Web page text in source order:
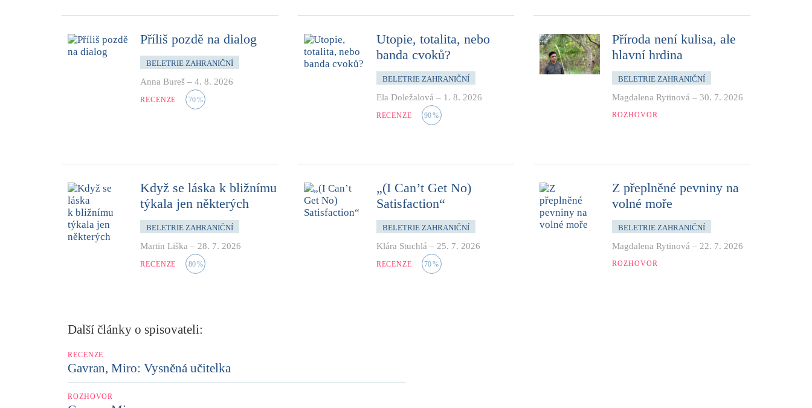
Příliš pozdě na dialog
BELETRIE ZAHRANIČNÍ
Anna Bureš – 4. 8. 2026
RECENZE 70%
Utopie, totalita, nebo
banda cvoků?
BELETRIE ZAHRANIČNÍ
Ela Doležalová – 1. 8. 2026
RECENZE 90%
Příroda není kulisa, ale
hlavní hrdina
BELETRIE ZAHRANIČNÍ
Magdalena Rytinová –30. 7. 2026
ROZHOVOR
Když se láska k bližnímu
týkala jen některých
BELETRIE ZAHRANIČNÍ
Martin Liška – 28. 7. 2026
RECENZE 80%
„(I Can’t Get No)
Satisfaction“
BELETRIE ZAHRANIČNÍ
Klára Stuchlá – 25. 7. 2026
RECENZE 70%
Z přeplněné pevniny na
volné moře
BELETRIE ZAHRANIČNÍ
Magdalena Rytinová – 22. 7. 2026
ROZHOVOR
Další články o spisovateli:
RECENZE
Gavran, Miro: Vysněná učitelka
ROZHOVOR